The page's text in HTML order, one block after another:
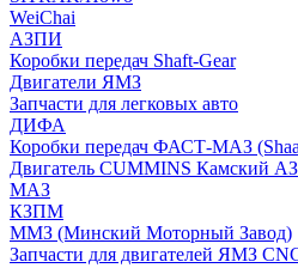
WeiChai
АЗПИ
Коробки передач Shaft-Gear
Двигатели ЯМЗ
Запчасти для легковых авто
ДИФА
Коробки передач ФАСТ-МАЗ
Двигатель CUMMINS Камский АЗ
МАЗ
КЗПМ
ММЗ (Минский Моторный Завод)
Запчасти для двигателей ЯМЗ